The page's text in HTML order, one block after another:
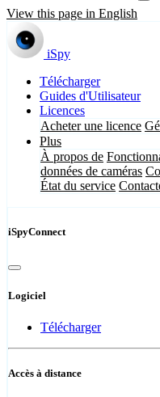
View this page in English
iSpy
Télécharger
Guides d'Utilisateur
Licences
Acheter une licence
Plus
À propos de
données de caméras
État du service
iSpyConnect
Logiciel
Télécharger
Accès à distance